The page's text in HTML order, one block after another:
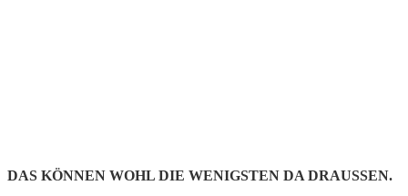
DAS KÖNNEN WOHL DIE WENIGSTEN DA DRAUSSEN.